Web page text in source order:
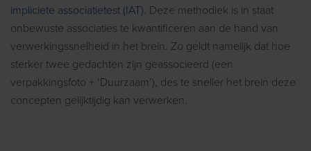
impliciete associatietest (IAT). Deze methodiek is in staat
onbewuste associaties te kwantificeren aan de hand van
verwerkingssnelheid in het brein. Zo geldt namelijk dat hoe
sterker twee gedachten zijn geassocieerd (een
verpakkingsfoto + ‘Duurzaam’), des te sneller het brein deze
concepten gelijktijdig kan verwerken.